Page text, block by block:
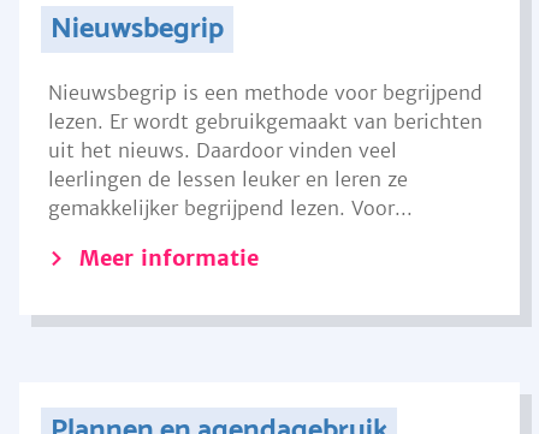
Nieuwsbegrip
Nieuwsbegrip is een methode voor begrijpend
lezen. Er wordt gebruikgemaakt van berichten
uit het nieuws. Daardoor vinden veel
leerlingen de lessen leuker en leren ze
gemakkelijker begrijpend lezen. Voor...
Meer informatie